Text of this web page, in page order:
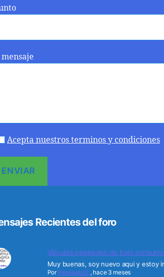
Acepta nuestros terminos y condiciones
Recientes del foro
Válvulas pepepako de bajo
Muy buenas, soy nuevo aqui y estoy
Por Pepepako2 , hace 3 meses